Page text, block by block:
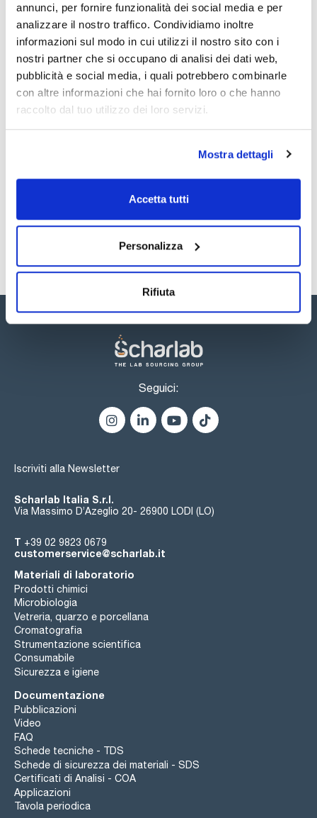
annunci, per fornire funzionalità dei social media e per
analizzare il nostro traffico. Condividiamo inoltre
informazioni sul modo in cui utilizzi il nostro sito con i
nostri partner che si occupano di analisi dei dati web,
pubblicità e social media, i quali potrebbero combinarle
con altre informazioni che hai fornito loro o che hanno
raccolto dal tuo utilizzo dei loro servizi.
Mostra dettagli
Accetta tutti
Personalizza
Rifiuta
Diametro (mm) : 110
Assorbimento tipico (μm) : 14-22
Conf. (unità) : 100
Fogli di carta da filtro per analisi di routine. Cellulosa di alta
qualità e contenuto di ceneri inferiore allo 0,3%.
Vedi di più
SDS / Scheda di
Registrati per i download
Seguici:
Iscriviti alla Newsletter
Scharlab Italia S.r.l.
Via Massimo D’Azeglio 20- 26900 LODI (LO)
T +39 02 9823 0679
customerservice@scharlab.it
Materiali di laboratorio
Prodotti chimici
Microbiologia
Vetreria, quarzo e porcellana
Cromatografia
Strumentazione scientifica
Consumabile
Sicurezza e igiene
Documentazione
Pubblicazioni
Video
FAQ
Schede tecniche - TDS
Schede di sicurezza dei materiali - SDS
Certificati di Analisi - COA
Applicazioni
Tavola periodica